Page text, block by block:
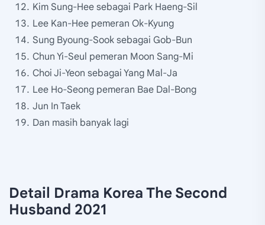
Kim Sung-Hee sebagai Park Haeng-Sil
Lee Kan-Hee pemeran Ok-Kyung
Sung Byoung-Sook sebagai Gob-Bun
Chun Yi-Seul pemeran Moon Sang-Mi
Choi Ji-Yeon sebagai Yang Mal-Ja
Lee Ho-Seong pemeran Bae Dal-Bong
Jun In Taek
Dan masih banyak lagi
Detail Drama Korea The Second
Husband 2021